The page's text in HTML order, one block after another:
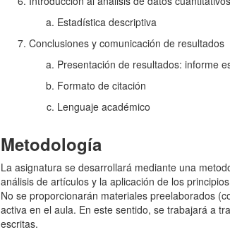
Estadística descriptiva
Conclusiones y comunicación de resultados
Presentación de resultados: informe
Formato de citación
Lenguaje académico
Metodología
La asignatura se desarrollará mediante una
análisis de artículos y la aplicación de los
No se proporcionarán materiales preelaborados
activa en el aula. En este sentido, se trabajará a
escritas.